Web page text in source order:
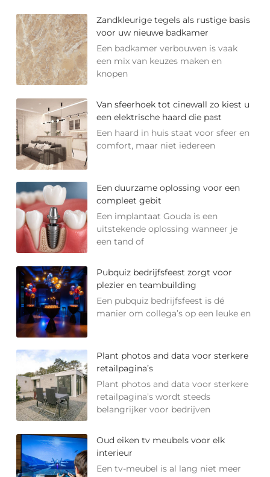
Zandkleurige tegels als rustige basis
voor uw nieuwe badkamer
Een badkamer verbouwen is vaak
een mix van keuzes maken en
knopen
Van sfeerhoek tot cinewall zo kiest u
een elektrische haard die past
Een haard in huis staat voor sfeer en
comfort, maar niet iedereen
Een duurzame oplossing voor een
compleet gebit
Een implantaat Gouda is een
uitstekende oplossing wanneer je
een tand of
Pubquiz bedrijfsfeest zorgt voor
plezier en teambuilding
Een pubquiz bedrijfsfeest is dé
manier om collega’s op een leuke en
Plant photos and data voor sterkere
retailpagina’s
Plant photos and data voor sterkere
retailpagina’s wordt steeds
belangrijker voor bedrijven
Oud eiken tv meubels voor elk
interieur
Een tv-meubel is al lang niet meer